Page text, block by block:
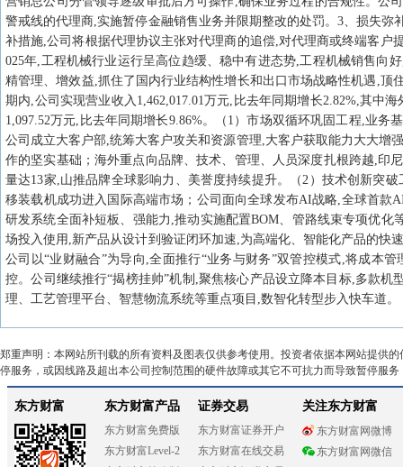
警戒线的代理商,实施暂停金融销售业务并限期整改的处罚。3、损失
补措施,公司将根据代理协议主张对代理商的追偿,对代理商或终端客
025年,工程机械行业运行呈高位趋缓、稳中有进态势,工程机械销售向
精管理、增效益,抓住了国内行业结构性增长和出口市场战略性机遇,
期内,公司实现营业收入1,462,017.01万元,比去年同期增长2.82%,其中
1,097.52万元,比去年同期增长9.86%。（1）市场双循环巩固工程,业
公司成立大客户部,统筹大客户攻关和资源管理,大客户获取能力大大增
作的坚实基础；海外重点向品牌、技术、管理、人员深度扎根跨越,印
量达13家,山推品牌全球影响力、美誉度持续提升。（2）技术创新突
移装载机成功进入国际高端市场；公司面向全球发布AI战略,全球首
研发系统全面补短板、强能力,推动实施配置BOM、管路线束专项优
场投入使用,新产品从设计到验证闭环加速,为高端化、智能化产品的快
公司以“业财融合”为导向,全面推行“业务与财务”双管控模式,将成本
控。公司继续推行“揭榜挂帅”机制,聚焦核心产品设立降本目标,多款
理、工艺管理平台、智慧物流系统等重点项目,数智化转型步入快车道。
郑重声明：本网站所刊载的所有资料及图表仅供参考使用。投资者依据本网站提供
停服务，或因线路及超出本公司控制范围的硬件故障或其它不可抗力而导致暂停服